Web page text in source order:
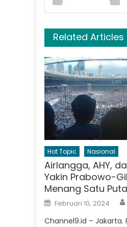
Related Articles
Hot Topic Nasional
Airlangga, AHY,
Yakin Prabowo-
Menang Satu
Posted
on
Februari 10, 2024
Channel9.id – Jakarta.